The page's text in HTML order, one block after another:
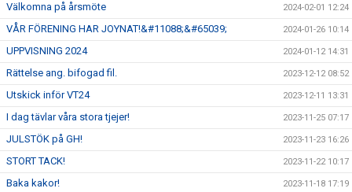
Välkomna på årsmöte 2024-02-01 12:24
VÅR FÖRENING HAR JOYNAT!&#11088;&#65039; 2024-01-26 10:14
UPPVISNING 2024 2024-01-12 14:31
Rättelse ang. bifogad fil. 2023-12-12 08:52
Utskick inför VT24 2023-12-11 13:31
I dag tävlar våra stora tjejer! 2023-11-25 07:17
JULSTÖK på GH! 2023-11-23 16:26
STORT TACK! 2023-11-22 10:17
Baka kakor! 2023-11-18 17:19